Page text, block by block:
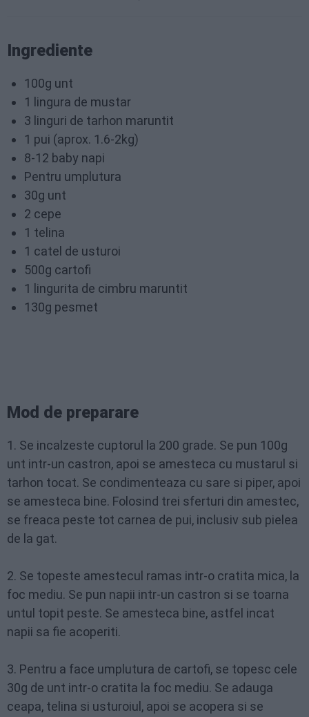
Ingrediente
100g unt
1 lingura de mustar
3 linguri de tarhon maruntit
1 pui (aprox. 1.6-2kg)
8-12 baby napi
Pentru umplutura
30g unt
2 cepe
1 telina
1 catel de usturoi
500g cartofi
1 lingurita de cimbru maruntit
130g pesmet
Mod de preparare
1. Se incalzeste cuptorul la 200 grade. Se pun 100g
unt intr-un castron, apoi se amesteca cu mustarul si
tarhon tocat. Se condimenteaza cu sare si piper, apoi
se amesteca bine. Folosind trei sferturi din amestec,
se freaca peste tot carnea de pui, inclusiv sub pielea
de la gat.
2. Se topeste amestecul ramas intr-o cratita mica, la
foc mediu. Se pun napii intr-un castron si se toarna
untul topit peste. Se amesteca bine, astfel incat
napii sa fie acoperiti.
3. Pentru a face umplutura de cartofi, se topesc cele
30g de unt intr-o cratita la foc mediu. Se adauga
ceapa, telina si usturoiul, apoi se acopera si se